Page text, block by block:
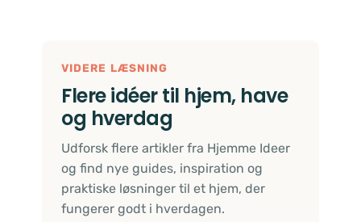
VIDERE LÆSNING
Flere idéer til hjem, have
og hverdag
Udforsk flere artikler fra Hjemme Ideer
og find nye guides, inspiration og
praktiske løsninger til et hjem, der
fungerer godt i hverdagen.